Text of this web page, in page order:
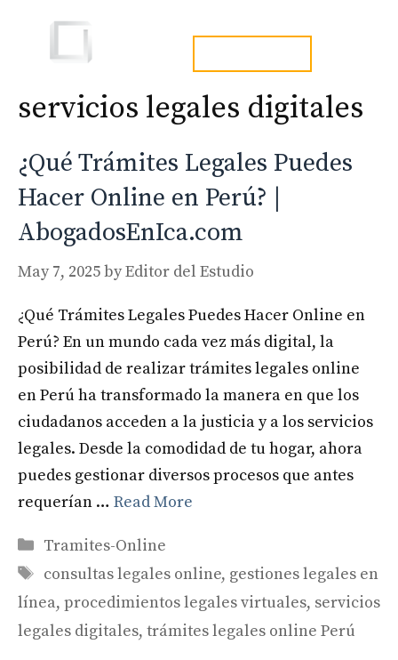
content
servicios legales digitales
¿Qué Trámites Legales Puedes
Hacer Online en Perú? |
AbogadosEnIca.com
May 7, 2025byEditor del Estudio
¿Qué Trámites Legales Puedes Hacer Online en
Perú? En un mundo cada vez más digital, la
posibilidad de realizar trámites legales online
en Perú ha transformado la manera en que los
ciudadanos acceden a la justicia y a los servicios
legales. Desde la comodidad de tu hogar, ahora
puedes gestionar diversos procesos que antes
requerían … Read More
Categories
Tramites-Online
Tags
consultas legales online, gestiones legales en
línea, procedimientos legales virtuales, servicios
legales digitales, trámites legales online Perú